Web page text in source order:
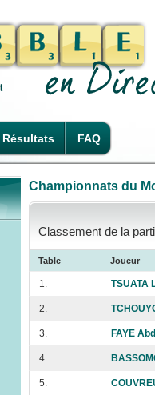
Résultats FAQ
Championnats du
Classement de la
Table Joueur
1. TSUATA
2.
3. FAYE
4.
5.